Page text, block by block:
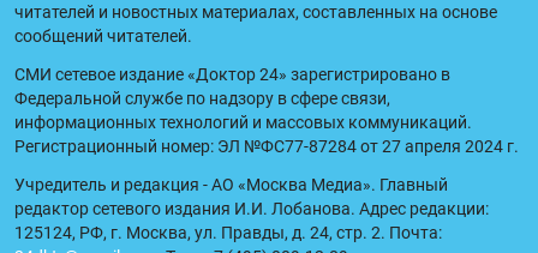
читателей и новостных материалах, составленных на основе
сообщений читателей.
СМИ сетевое издание «Доктор 24» зарегистрировано в
Федеральной службе по надзору в сфере связи,
информационных технологий и массовых коммуникаций.
Регистрационный номер: ЭЛ №ФС77-87284 от 27 апреля 2024 г.
Учредитель и редакция - АО «Москва Медиа». Главный
редактор сетевого издания И.И. Лобанова. Адрес редакции:
125124, РФ, г. Москва, ул. Правды, д. 24, стр. 2. Почта: